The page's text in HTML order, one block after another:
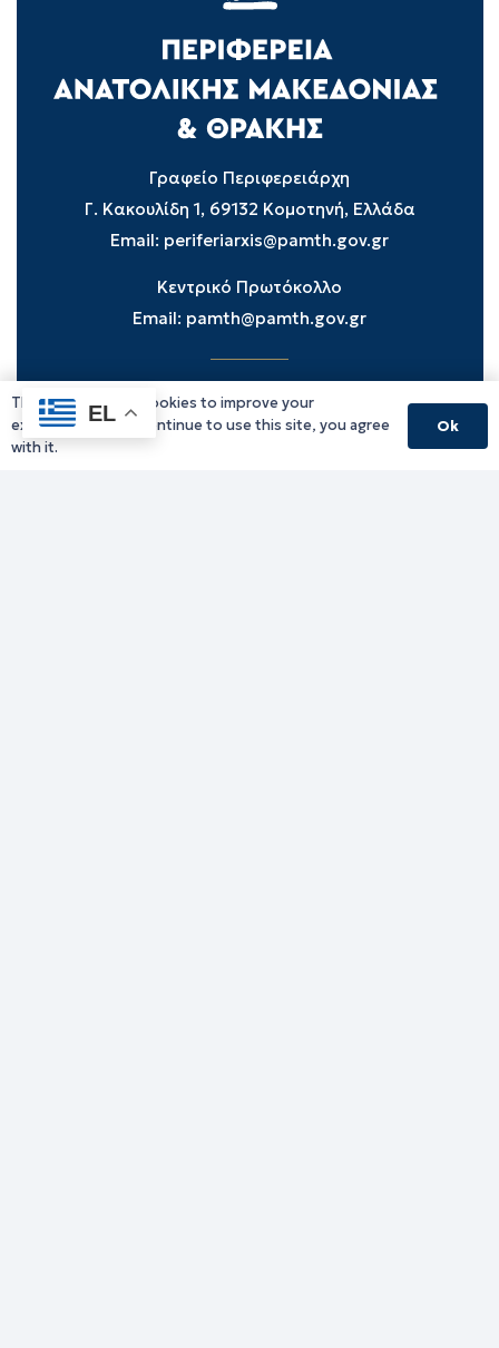
Γραφείο Περιφερειάρχη
Γ. Κακουλίδη 1, 69132 Κομοτηνή, Ελλάδα
Email: periferiarxis@pamth.gov.gr
Κεντρικό Πρωτόκολλο
Email: pamth@pamth.gov.gr
Υπηρεσίες Δράμας
Υπηρεσίες Καβάλας
EL
This website uses cookies to improve your
experience. If you continue to use this site, you agree
with it.
Ok